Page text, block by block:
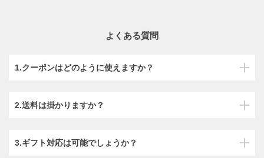
よくある質問
1.クーポンはどのように使えますか？
2.送料は掛かりますか？
3.ギフト対応は可能でしょうか？